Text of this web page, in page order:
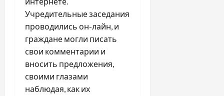
Учредительные заседания
проводились он-лайн, и
граждане могли писать
свои комментарии и
вносить предложения,
своими глазами
наблюдая, как их